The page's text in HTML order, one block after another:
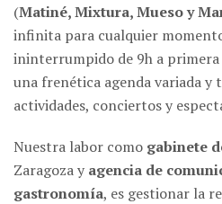
(Matiné, Mixtura, Mueso y
infinita para cualquier
ininterrumpido de 9h a primera
una frenética agenda variada
actividades, conciertos y
Nuestra labor como gabinete
Zaragoza y agencia de
gastronomía, es gestionar la